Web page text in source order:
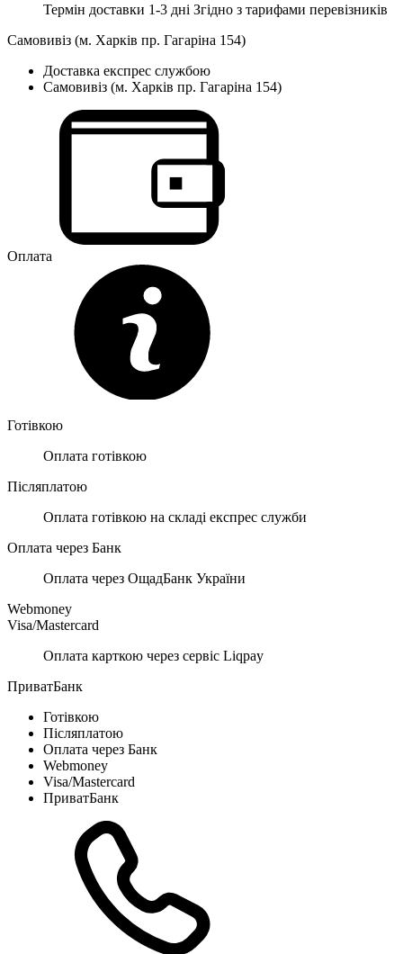
Термін доставки 1-3 дні Згідно з тарифами перевізників
Самовивіз (м. Харків пр. Гагаріна 154)
Доставка експрес службою
Самовивіз (м. Харків пр. Гагаріна 154)
Оплата
Готівкою
Оплата готівкою
Післяплатою
Оплата готівкою на складі експрес служби
Оплата через Банк
Оплата через ОщадБанк України
Webmoney
Visa/Mastercard
Оплата карткою через сервіс Liqpay
ПриватБанк
Готівкою
Післяплатою
Оплата через Банк
Webmoney
Visa/Mastercard
ПриватБанк